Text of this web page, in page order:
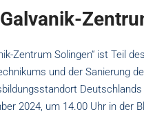
Zentrum Solingen“ ist Teil
und der Sanierung
2024, um 14.00 Uhr in